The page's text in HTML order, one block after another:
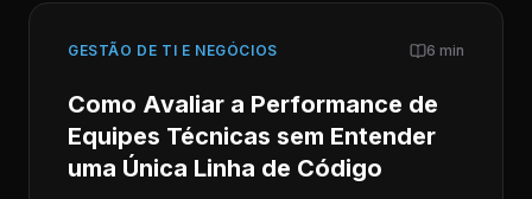
GESTÃO DE TI E NEGÓCIOS 6 min
Como Avaliar a Performance de
Equipes Técnicas sem Entender
uma Única Linha de Código